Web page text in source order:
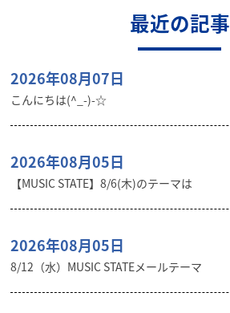
最近の記事
2026年08月07日
こんにちは(^_-)-☆
2026年08月05日
【MUSIC STATE】8/6(木)のテーマは
2026年08月05日
8/12（水）MUSIC STATEメールテーマ